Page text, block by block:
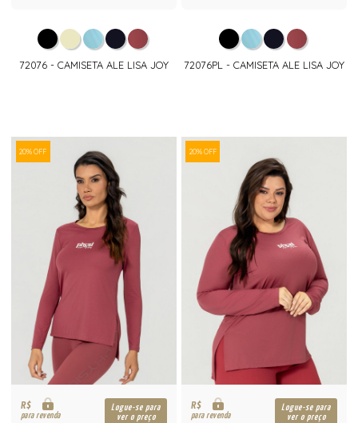
72076 - CAMISETA ALE LISA JOY 72076PL - CAMISETA ALE LISA JOY
20% OFF
R$
para revenda
Logue-se para
ver o preço
20% OFF
R$
para revenda
Logue-se para
ver o preço